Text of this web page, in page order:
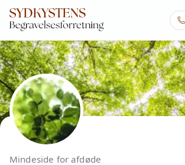
Mindeside for afdøde